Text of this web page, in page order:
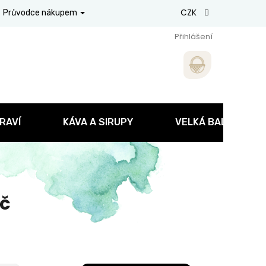
Průvodce nákupem CZK
Přihlášení
KÁVA A SIRUPY VELKÁ BALENÍ